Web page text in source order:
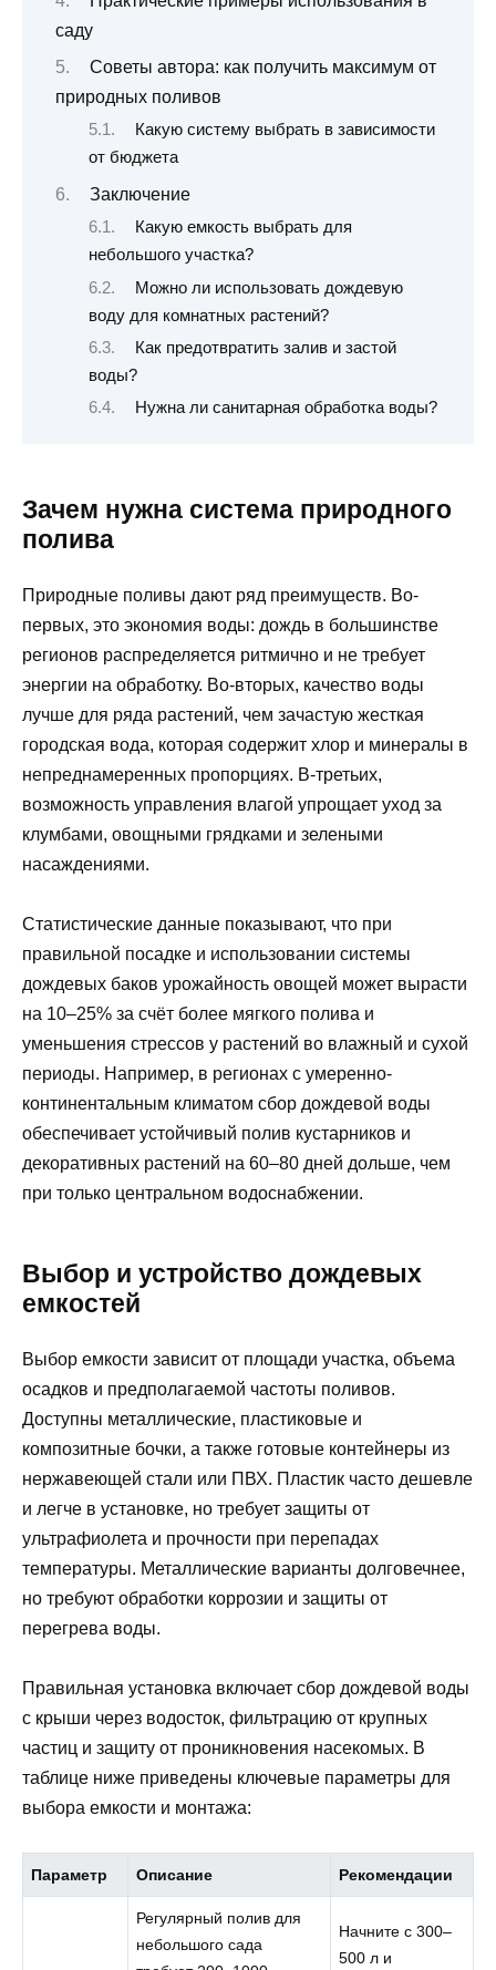
саду
Советы автора: как получить максимум от
природных поливов
Какую систему выбрать в зависимости
от бюджета
Заключение
Какую емкость выбрать для
небольшого участка?
Можно ли использовать дождевую
воду для комнатных растений?
Как предотвратить залив и застой
воды?
Нужна ли санитарная обработка воды?
Зачем нужна система природного
полива
Природные поливы дают ряд преимуществ. Во-
первых, это экономия воды: дождь в большинстве
регионов распределяется ритмично и не требует
энергии на обработку. Во-вторых, качество воды
лучше для ряда растений, чем зачастую жесткая
городская вода, которая содержит хлор и минералы в
непреднамеренных пропорциях. В-третьих,
возможность управления влагой упрощает уход за
клумбами, овощными грядками и зелеными
насаждениями.
Статистические данные показывают, что при
правильной посадке и использовании системы
дождевых баков урожайность овощей может вырасти
на 10–25% за счёт более мягкого полива и
уменьшения стрессов у растений во влажный и сухой
периоды. Например, в регионах с умеренно-
континентальным климатом сбор дождевой воды
обеспечивает устойчивый полив кустарников и
декоративных растений на 60–80 дней дольше, чем
при только центральном водоснабжении.
Выбор и устройство дождевых
емкостей
Выбор емкости зависит от площади участка, объема
осадков и предполагаемой частоты поливов.
Доступны металлические, пластиковые и
композитные бочки, а также готовые контейнеры из
нержавеющей стали или ПВХ. Пластик часто дешевле
и легче в установке, но требует защиты от
ультрафиолета и прочности при перепадах
температуры. Металлические варианты долговечнее,
но требуют обработки коррозии и защиты от
перегрева воды.
Правильная установка включает сбор дождевой воды
с крыши через водосток, фильтрацию от крупных
частиц и защиту от проникновения насекомых. В
таблице ниже приведены ключевые параметры для
выбора емкости и монтажа:
Параметр Описание Рекомендации
Регулярный полив для
небольшого сада
Начните с 300–
500 л и